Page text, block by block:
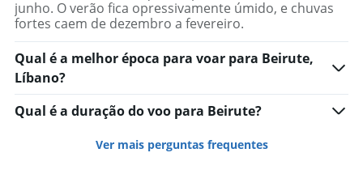
junho. O verão fica opressivamente úmido, e chuvas
fortes caem de dezembro a fevereiro.
Qual é a melhor época para voar para Beirute,
Líbano?
Qual é a duração do voo para Beirute?
Ver mais perguntas frequentes